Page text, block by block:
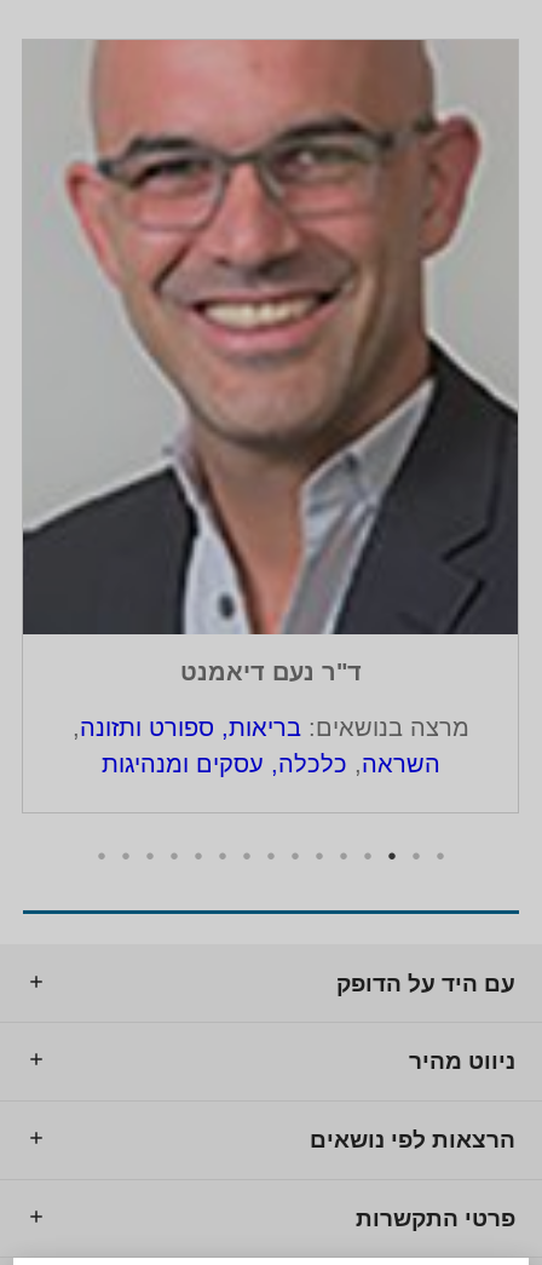
ד"ר נעם דיאמנט
מרצה בנושאים:בריאות, ספורט ותזונה,
השראה, כלכלה, עסקים ומנהיגות
עם היד על הדופק
ניווט מהיר
הרצאות לפי נושאים
פרטי התקשרות